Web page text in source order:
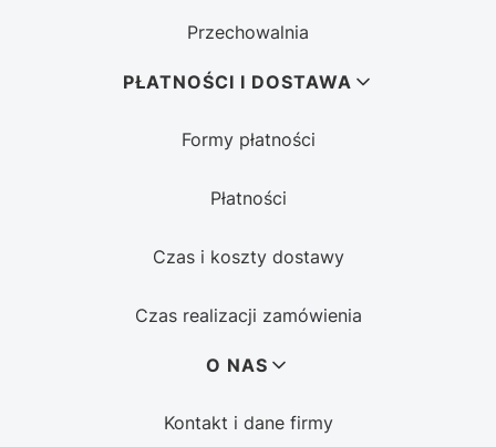
Przechowalnia
PŁATNOŚCI I DOSTAWA
Formy płatności
Płatności
Czas i koszty dostawy
Czas realizacji zamówienia
O NAS
Kontakt i dane firmy